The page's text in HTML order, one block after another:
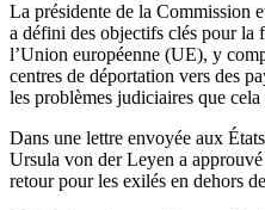
La présidente de la Commission
a défini des objectifs clés pour la
l’Union européenne (UE), y
centres de déportation vers des
les problèmes judiciaires que cela
Dans une lettre envoyée aux
Ursula von der Leyen a
retour pour les exilés en dehors